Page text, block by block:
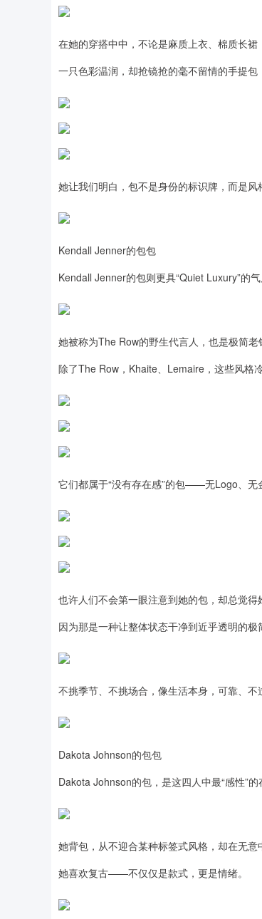
在她的穿搭中中，不论是麻质上衣、棉质长裙
一只色彩温润，却抢镜抢的毫不留情的手提包
她让我们明白，包不是身份的标识牌，而是风
Kendall Jenner的包包
Kendall Jenner的包则更具“Quiet Luxury”的气
她被称为The Row的野生代言人，也是极简老
除了The Row，Khaite、Lemaire，这些风格
它们都属于“没有存在感”的包——无Logo、无
也许人们不会第一眼注意到她的包，却总觉得
因为那是一种让整体状态干净到近乎透明的极
不挑季节、不挑场合，像生活本身，可靠、不
Dakota Johnson的包包
Dakota Johnson的包，是这四人中最“感性”的
她背包，从不迎合某种标签式风格，却在无意
她喜欢复古——不仅仅是款式，更是情绪。